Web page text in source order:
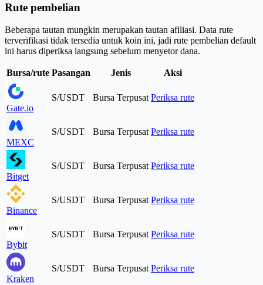
Rute pembelian
Beberapa tautan mungkin merupakan tautan afiliasi. Data rute
terverifikasi tidak tersedia untuk koin ini, jadi rute pembelian default
ini harus diperiksa langsung sebelum menyetor dana.
Bursa/rute Pasangan Jenis Aksi
Gate.io
S/USDT Bursa Terpusat Periksa rute
MEXC
S/USDT Bursa Terpusat Periksa rute
Bitget
S/USDT Bursa Terpusat Periksa rute
Binance
S/USDT Bursa Terpusat Periksa rute
Bybit
S/USDT Bursa Terpusat Periksa rute
Kraken
S/USDT Bursa Terpusat Periksa rute